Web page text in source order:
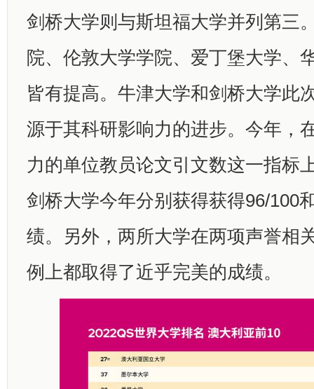
剑桥大学则与斯坦福大学并列第三
院、伦敦大学学院、爱丁堡大学、
皆有提高。牛津大学和剑桥大学此
源于其科研影响力的进步。今年，
力的单位教员论文引文数这一指标
剑桥大学今年分别获得获得96/100
绩。另外，两所大学在两项声誉相
例上都取得了近乎完美的成绩。